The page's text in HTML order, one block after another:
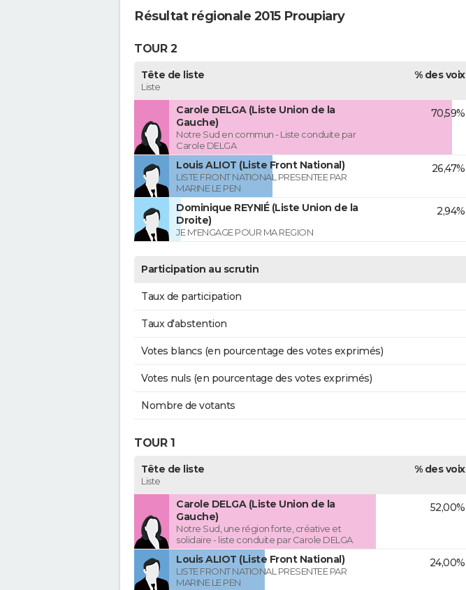
Résultat régionale 2015 Proupiary
TOUR 2
Tête de liste
Liste
% des voix
Carole DELGA (Liste Union de la
Gauche)
Notre Sud en commun - Liste conduite par
Carole DELGA
70,59%
Louis ALIOT (Liste Front National)
LISTE FRONT NATIONAL PRESENTEE PAR
MARINE LE PEN
26,47%
Dominique REYNIÉ (Liste Union de la
Droite)
JE M'ENGAGE POUR MA REGION
2,94%
Participation au scrutin
Taux de participation
Taux d'abstention
Votes blancs (en pourcentage des votes exprimés)
Votes nuls (en pourcentage des votes exprimés)
Nombre de votants
TOUR 1
Tête de liste
Liste
% des voix
Carole DELGA (Liste Union de la
Gauche)
Notre Sud, une région forte, créative et
solidaire - liste conduite par Carole DELGA
52,00%
Louis ALIOT (Liste Front National)
LISTE FRONT NATIONAL PRESENTEE PAR
MARINE LE PEN
24,00%